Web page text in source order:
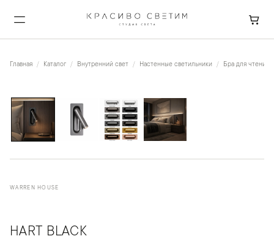
Главная Каталог Внутренний свет Настенные светильники Бра для чтения
WARREN HOUSE
HART BLACK